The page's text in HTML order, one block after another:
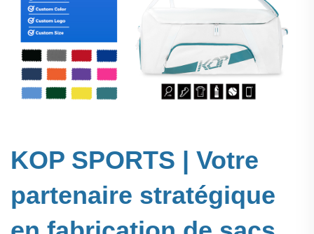
KOP SPORTS | Votre
partenaire stratégique